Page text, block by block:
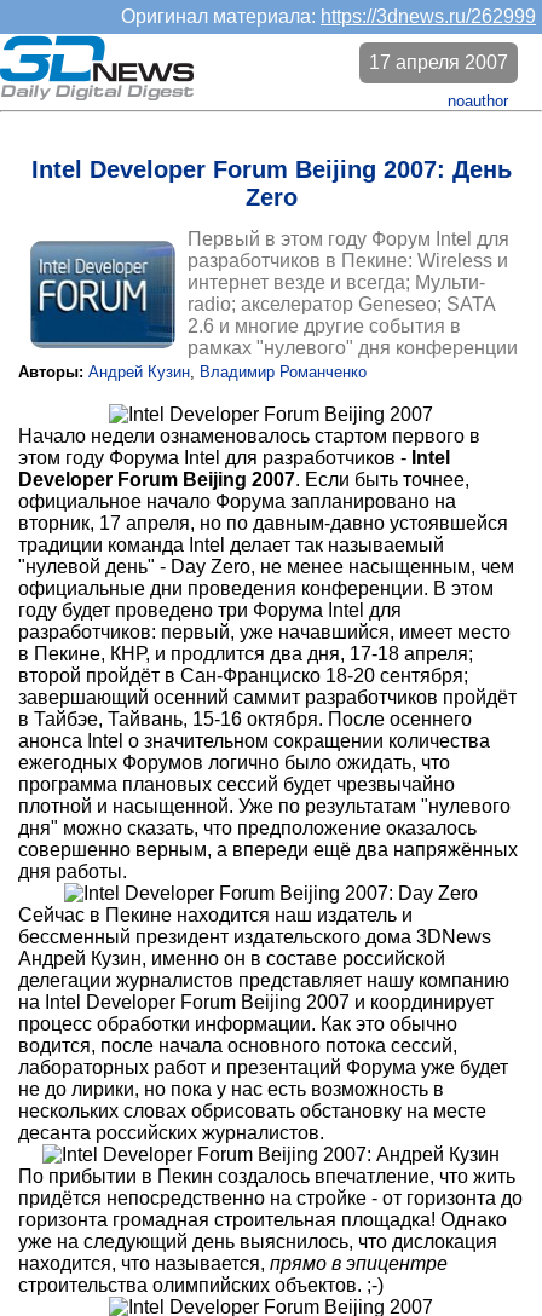
Оригинал материала: https://3dnews.ru/262999
Intel Developer Forum Beijing 2007: День
Zero
Первый в этом году Форум Intel для
разработчиков в Пекине: Wireless и
интернет везде и всегда; Мульти-
radio; акселератор Geneseo; SATA
2.6 и многие другие события в
рамках "нулевого" дня конференции
17 апреля 2007
noauthor
Авторы: Андрей Кузин Владимир Романченко
Начало недели ознаменовалось стартом первого в
этом году Форума Intel для разработчиков - Intel
Developer Forum Beijing 2007. Если быть точнее,
официальное начало Форума запланировано на
вторник, 17 апреля, но по давным-давно устоявшейся
традиции команда Intel делает так называемый
"нулевой день" - Day Zero, не менее насыщенным, чем
официальные дни проведения конференции. В этом
году будет проведено три Форума Intel для
разработчиков: первый, уже начавшийся, имеет место
в Пекине, КНР, и продлится два дня, 17-18 апреля;
второй пройдёт в Сан-Франциско 18-20 сентября;
завершающий осенний саммит разработчиков пройдёт
в Тайбэе, Тайвань, 15-16 октября. После осеннего
анонса Intel о значительном сокращении количества
ежегодных Форумов логично было ожидать, что
программа плановых сессий будет чрезвычайно
плотной и насыщенной. Уже по результатам "нулевого
дня" можно сказать, что предположение оказалось
совершенно верным, а впереди ещё два напряжённых
дня работы.
Сейчас в Пекине находится наш издатель и
бессменный президент издательского дома 3DNews
Андрей Кузин, именно он в составе российской
делегации журналистов представляет нашу компанию
на Intel Developer Forum Beijing 2007 и координирует
процесс обработки информации. Как это обычно
водится, после начала основного потока сессий,
лабораторных работ и презентаций Форума уже будет
не до лирики, но пока у нас есть возможность в
нескольких словах обрисовать обстановку на месте
десанта российских журналистов.
По прибытии в Пекин создалось впечатление, что жить
придётся непосредственно на стройке - от горизонта до
горизонта громадная строительная площадка! Однако
уже на следующий день выяснилось, что дислокация
находится, что называется, прямо в эпицентре
строительства олимпийских объектов. ;-)